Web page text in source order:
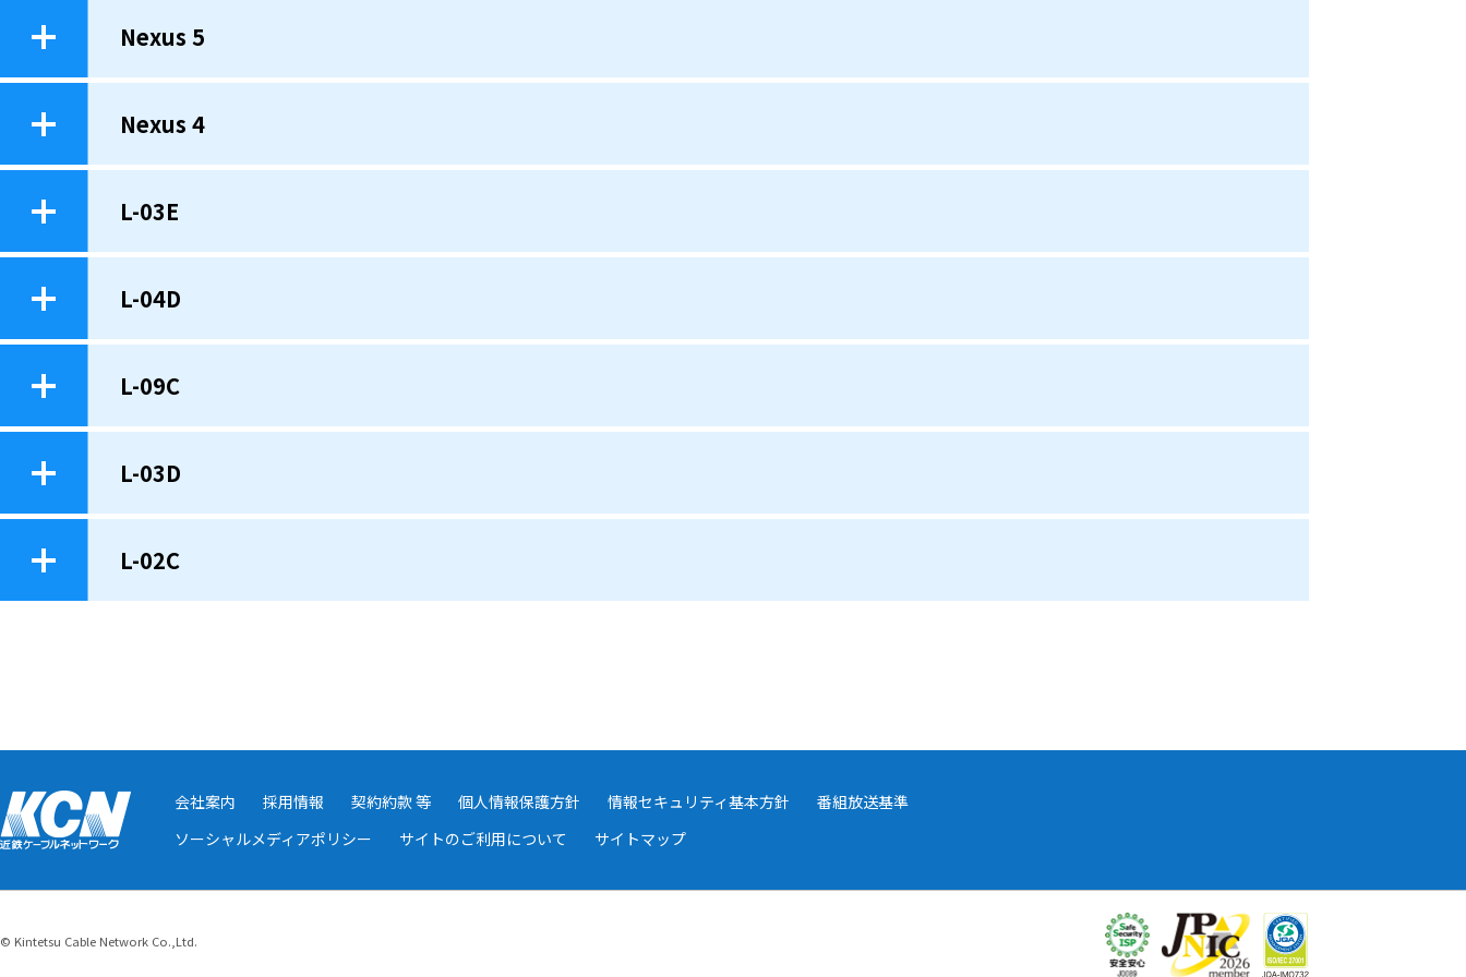
Nexus 5
Nexus 4
L-03E
L-04D
L-09C
L-03D
L-02C
会社案内 採用情報 契約約款 等 個人情報保護方針 情報セキュリティ基本方針
番組放送基準
ソーシャルメディアポリシー
サイトのご利用について サイトマップ
© Kintetsu Cable Network Co.,Ltd.